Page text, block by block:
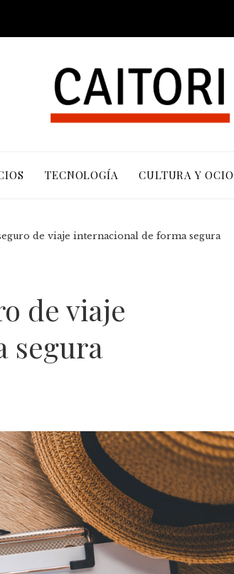
TECNOLOGÍA CULTURA Y OCIO
de viaje internacional de forma segura
de viaje
segura